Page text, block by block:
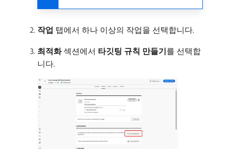
작업 탭에서 하나 이상의 작업을 선택합니다.
최적화섹션에서 타깃팅 규칙 만들기​를 선택합
니다.